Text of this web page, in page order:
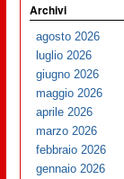
Archivi
agosto 2026
luglio 2026
giugno 2026
maggio 2026
aprile 2026
marzo 2026
febbraio 2026
gennaio 2026